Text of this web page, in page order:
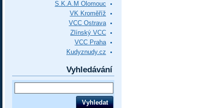
S.K.A.M Olomouc
VK Kroměříž
VCC Ostrava
Zlínský VCC
VCC Praha
Kudyznudy.cz
Vyhledávání